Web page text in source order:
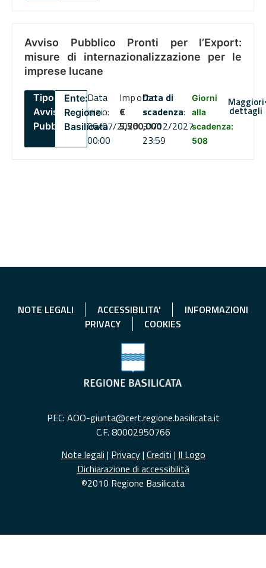
Avviso Pubblico Pronti per l’Export:
misure di internazionalizzazione per le
imprese lucane
Tipo:
Avviso
Pubblico
Ente:
Regione
Basilicata
Data
inizio:
06/07/2026
00:00
Importo
€
5,500,000
Data di
scadenza:
31/12/2027
23:59
Giorni
alla
scadenza:
508
Maggiori
dettagli
NOTE LEGALI ACCESSIBILITA'
INFORMAZIONI
PRIVACY
COOKIES
PEC: AOO-giunta@cert.regione.basilicata.it
C.F. 80002950766
Note legali | Privacy| Crediti | Il Logo
Dichiarazione di accessibilità
©2010 Regione Basilicata